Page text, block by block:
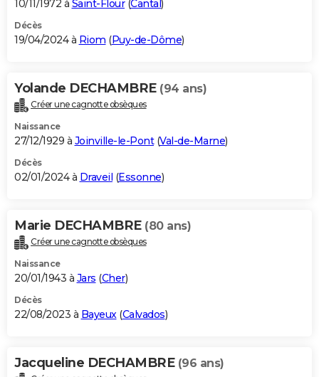
10/11/1972 à Saint-Flour(Cantal )
Décès
19/04/2024 à Riom (Puy-de-Dôme)
Yolande DECHAMBRE (94 ans)
Créer une cagnotte obsèques
Naissance
27/12/1929 à Joinville-le-Pont(Val-de-Marne)
Décès
02/01/2024 à Draveil (Essonne)
Marie DECHAMBRE (80 ans)
Créer une cagnotte obsèques
Naissance
20/01/1943 à Jars (Cher)
Décès
22/08/2023 à Bayeux(Calvados)
Jacqueline DECHAMBRE (96 ans)